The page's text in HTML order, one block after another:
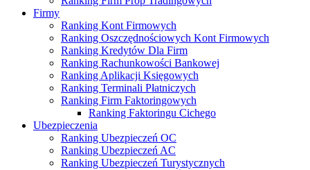
Firmy
Ranking Kont Firmowych
Ranking Oszczędnościowych Kont Firmowych
Ranking Kredytów Dla Firm
Ranking Rachunkowości Bankowej
Ranking Aplikacji Księgowych
Ranking Terminali Płatniczych
Ranking Firm Faktoringowych
Ranking Faktoringu Cichego
Ubezpieczenia
Ranking Ubezpieczeń OC
Ranking Ubezpieczeń AC
Ranking Ubezpieczeń Turystycznych